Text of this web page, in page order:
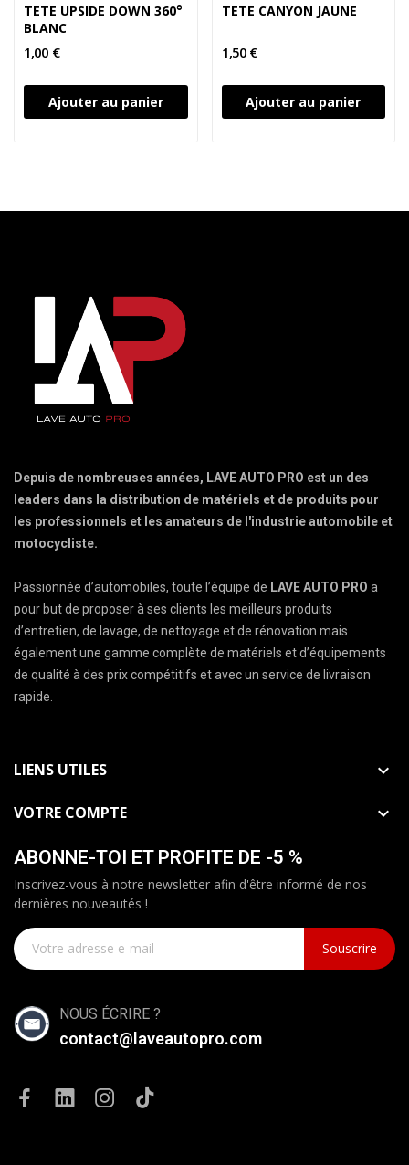
TETE UPSIDE DOWN 360°
BLANC
1,00 €
Ajouter au panier
TETE CANYON JAUNE
1,50 €
Ajouter au panier
Depuis de nombreuses années, LAVE AUTO PRO est un des
leaders dans la distribution de matériels et de produits pour
les professionnels et les amateurs de l'industrie automobile et
motocycliste.
Passionnée d’automobiles, toute l’équipe de LAVE AUTO PRO a
pour but de proposer à ses clients les meilleurs produits
d’entretien, de lavage, de nettoyage et de rénovation mais
également une gamme complète de matériels et d’équipements
de qualité à des prix compétitifs et avec un service de livraison
rapide.
LIENS UTILES 
VOTRE COMPTE

ABONNE-TOI ET PROFITE DE -5 %
Inscrivez-vous à notre newsletter afin d'être informé de nos
dernières nouveautés !
Souscrire
NOUS ÉCRIRE ?
contact@laveautopro.com